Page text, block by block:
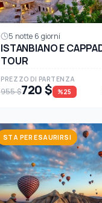
5 notte 6 giorni
ISTANBIANO E
TOUR
PREZZO DI PARTENZA
955 $720 $ %25
STA PER ESAURIRSI